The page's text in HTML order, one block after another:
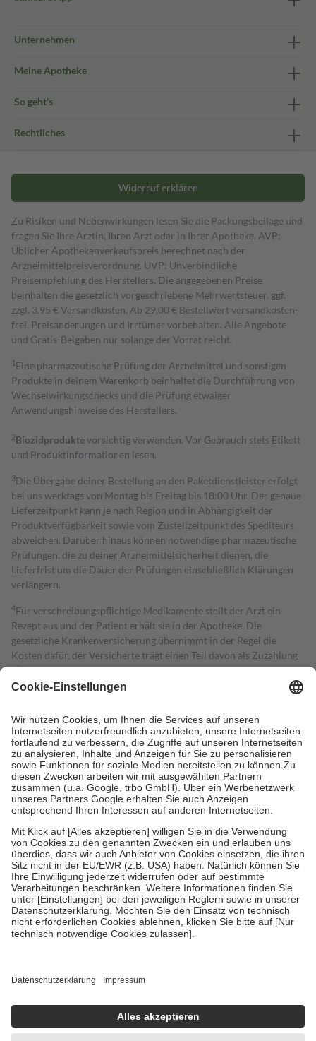
Unternehmen
Meine Apotheke
So geht's
Rechtliches
Widerruf erklären
Zu Risiken und Nebenwirkungen lesen Sie die Packungsbeilage und
fragen Sie Ihre Ärztin, Ihren Arzt oder in Ihrer Apotheke. AVP:
Üblicher Apothekenverkaufspreis berechnet nach der
Arzneimittelpreisverordnung. UVP: Unverbindliche
Preisempfehlung des Herstellers. Die angegebenen Preise
beinhalten die gesetzlich vorgeschriebene Mehrwertsteuer, ggf.
zzgl. 3,95 € Versandkosten. Ab 29,00 € Bestell­wert versand­kosten­
frei. Preisänderungen und Irrtümer vorbehalten. Alle Angebote
und Gratis-Beigaben nur solange der Vorrat reicht.
1 Eine pharmazeutische Prüfung der Arzneimittel und sonstigen
Produkte in deinem Warenkorb beinhaltet die Durchführung von
Wechselwirkungschecks und die Prüfung etwaiger
Anwendungshinweise des Herstellers.
2Biozidproduktevorsichtig verwenden. Vor Gebrauch stets Etikett
und Produktinformationen lesen.
3Die Übergabe deiner Bestellung an den Paketdienstleister erfolgt
bei uns werktags von Montag bis Freitag bis 18:00 Uhr. Der genaue
Lieferzeitpunkt kann je nach Region und in Abhängigkeit der
Produktverfügbarkeit sowie vom Zustellzeitpunkt des Spediteurs
abweichen. Darüber hinaus können notwendige pharmazeutische
Prüfungen, die zu deiner Arzneimittelsicherheit dienen, die
Lieferfrist um die Dauer der Prüfungen einschließlich Klärungen
verlängern.
4Für verschreibungspflichtige Medikamente stellt der Arzt ein
Rezept aus und der Patient erhält sie in der Apotheke. Die
gesetzliche Krankenversicherung übernimmt in der Regel die
Kosten dafür, der Versicherte trägt einen Teil davon als Zuzahlung
mit.
Grundsätzlich leisten Mitglieder Zuzahlungen in Höhe von zehn
höchstens zehn Euro.
Es sind jedoch nie mehr als die tatsächlichen
Kosten der Leistung zu entrichten.
Diese Regeln gelten grundsätzlich auch für Online-Apotheken.
Bei Heilmitteln und häuslicher Krankenpflege beträgt die
Zuzahlung zehn Prozent der Kosten sowie zehn Euro je
Verordnung.
Um das Engagement der Versicherten für ihre eigene Gesundheit zu
stärken und die besondere Stellung der Familie zu unterstützen,
fallenkeine Zuzahlungenan bei:
• Kindern und Jugendlichen bis zum vollendeten 18. Lebensjahr
mit Ausnahme der Fahrkosten
• Untersuchungen zur Vorsorge und Früherkennung, die von der
GKV getragen werden
• empfohlenen Schutzimpfungen
• Harn- und Blutteststreifen
getroffen, um sicherzustellen, dass es sich um echte Bewertungen
https://help.etrusted.com/hc/de/articles/4419944605341
Einige Bilder und Inhalte wurden unter Zuhilfenahme künstlicher